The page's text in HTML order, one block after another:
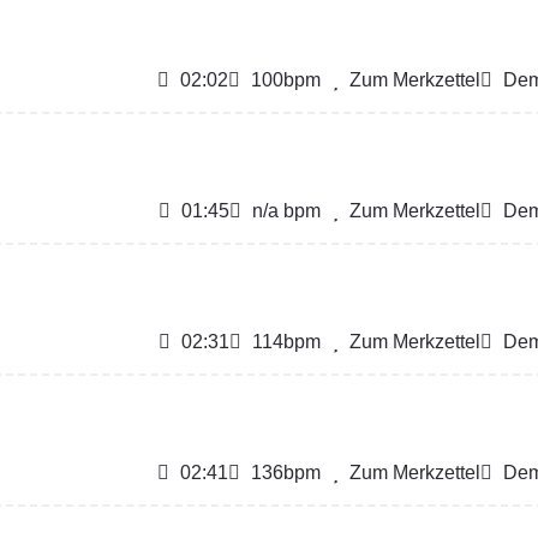
02:02 100bpm Zum Merkzettel
01:45 n/a bpm Zum Merkzettel
02:31 114bpm Zum Merkzettel
02:41 136bpm Zum Merkzettel